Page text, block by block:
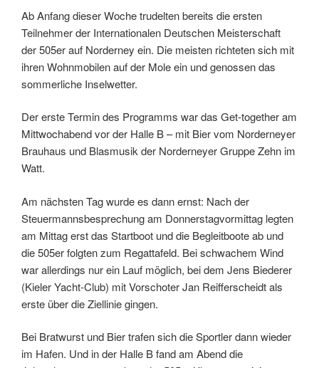
Ab Anfang dieser Woche trudelten bereits die ersten
Teilnehmer der Internationalen Deutschen Meisterschaft
der 505er auf Norderney ein. Die meisten richteten sich mit
ihren Wohnmobilen auf der Mole ein und genossen das
sommerliche Inselwetter.
Der erste Termin des Programms war das Get-together am
Mittwochabend vor der Halle B – mit Bier vom Norderneyer
Brauhaus und Blasmusik der Norderneyer Gruppe Zehn im
Watt.
Am nächsten Tag wurde es dann ernst: Nach der
Steuermannsbesprechung am Donnerstagvormittag legten
am Mittag erst das Startboot und die Begleitboote ab und
die 505er folgten zum Regattafeld. Bei schwachem Wind
war allerdings nur ein Lauf möglich, bei dem Jens Biederer
(Kieler Yacht-Club) mit Vorschoter Jan Reifferscheidt als
erste über die Ziellinie gingen.
Bei Bratwurst und Bier trafen sich die Sportler dann wieder
im Hafen. Und in der Halle B fand am Abend die